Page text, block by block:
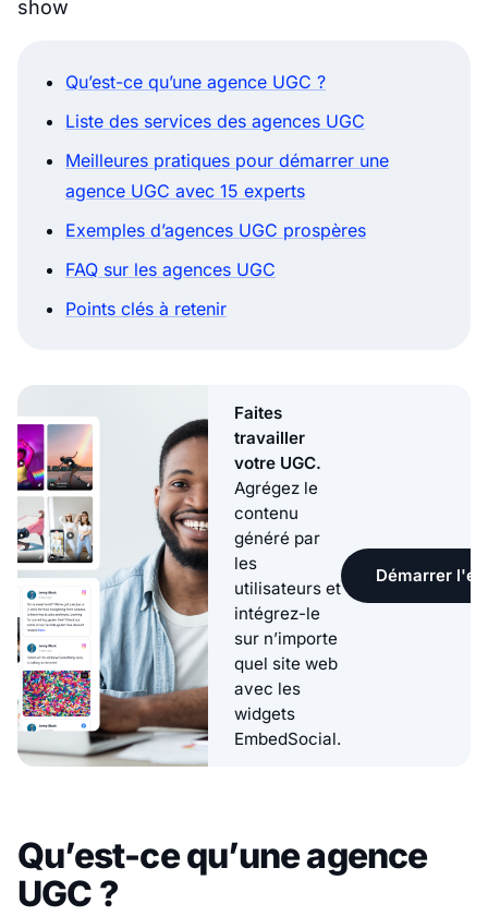
show
Qu’est-ce qu’une agence UGC ?
Liste des services des agences UGC
Meilleures pratiques pour démarrer une
agence UGC avec 15 experts
Exemples d’agences UGC prospères
FAQ sur les agences UGC
Points clés à retenir
Faites
travailler
votre UGC.
Agrégez le
contenu
généré par
les
utilisateurs et
intégrez-le
sur n’importe
quel site web
avec les
widgets
EmbedSocial.
Démarrer
Qu’est-ce qu’une agence
UGC ?